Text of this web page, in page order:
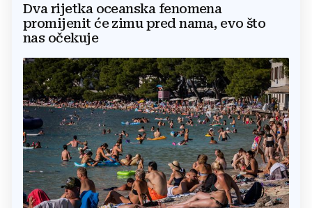
Dva rijetka oceanska fenomena
promijenit će zimu pred nama, evo što
nas očekuje